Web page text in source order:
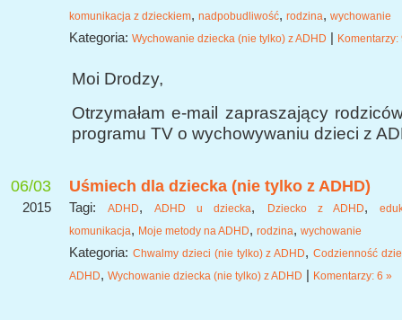
komunikacja z dzieckiem, nadpobudliwość, rodzina, wychowanie
Kategoria: Wychowanie dziecka (nie tylko) z ADHD Komentarzy:
Moi Drodzy,
Otrzymałam e-mail zapraszający
programu TV o wychowywaniu dzieci z
06/03
2015
Uśmiech dla dziecka (nie tylko z ADHD)
Tagi:ADHD,ADHD u dziecka, Dziecko z ADHD,
komunikacja, Moje metody na ADHD, rodzina, wychowanie
Kategoria: Chwalmy dzieci (nie tylko) z ADHD,Codzienność
ADHD, Wychowanie dziecka (nie tylko) z ADHD | Komentarzy: 6 »